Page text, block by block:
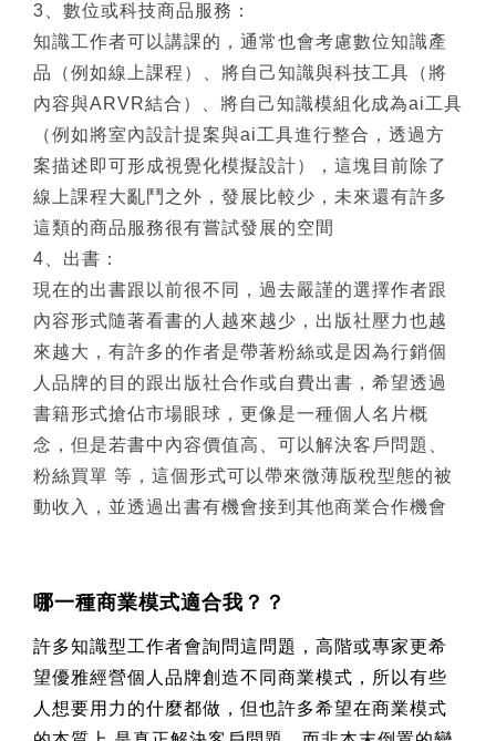
3 、數位或科技商品服務：
知識工作者可以講課的，通常也會考慮數位知識產
品（例如線上課程）、將自己知識與科技工具（將
內容與ARVR結合）、將自己知識模組化成為ai工具
（例如將室內設計提案與ai工具進行整合，透過方
案描述即可形成視覺化模擬設計），這塊目前除了
線上課程大亂鬥之外，發展比較少，未來還有許多
這類的商品服務很有嘗試發展的空間
4 、出書：
現在的出書跟以前很不同，過去嚴謹的選擇作者跟
內容形式隨著看書的人越來越少，出版社壓力也越
來越大，有許多的作者是帶著粉絲或是因為行銷個
人品牌的 目的跟出版社合作或自費出書，希望透過
書籍形式搶佔市場眼球，更像是一種個人名片概
念，但是若書中內容價值高、可以解決客戶問題、
粉絲買單 等，這個形式可以帶來微薄版稅型態的被
動收入，並透過出書有機會接到其他商業合作機會
哪一種商業模式適合我？？
許多知識型工作者會詢問這問題，高階或專家更希
望優雅經營個人品牌創造不同商業模式，所以有些
人想要用力的什麼都做，但也許多希望在商業模式